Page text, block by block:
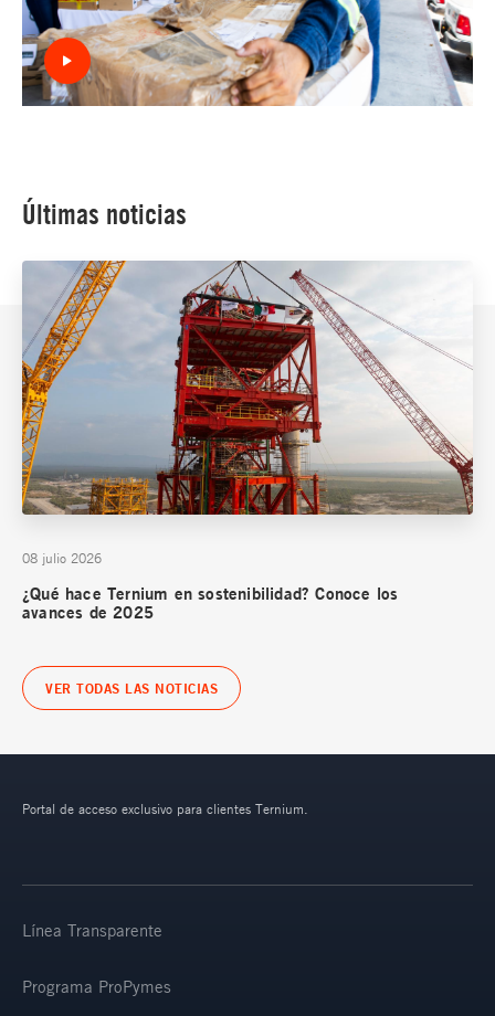
Últimas noticias
08 julio 2026
¿Qué hace Ternium en sostenibilidad? Conoce los
avances de 2025
VER TODAS LAS NOTICIAS
Portal de acceso exclusivo para clientes Ternium.
Línea Transparente
Programa ProPymes